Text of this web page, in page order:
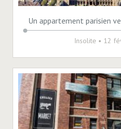
Un appartement parisien
Insolite • 12